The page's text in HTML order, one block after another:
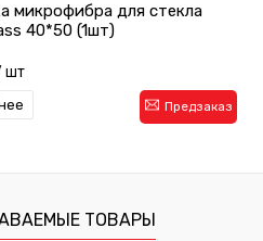
микрофибра для стекла
40*50 (1шт)
шт
Предзаказ
ТОВАРЫ